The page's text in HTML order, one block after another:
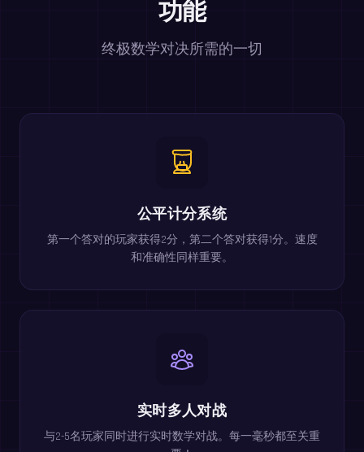
功能
终极数学对决所需的一切
公平计分系统
第一个答对的玩家获得2分，第二个答对获得1分。速度
和准确性同样重要。
实时多人对战
与2-5名玩家同时进行实时数学对战。每一毫秒都至关重